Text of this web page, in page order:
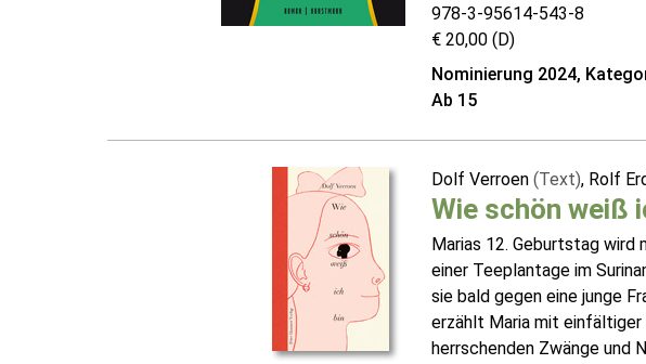
978-3-95614-543-8
€ 20,00 (D)
Nominierung 2024,
Ab 15
Dolf Verroen (Text), Rolf
Wie schön weiß
Marias 12. Geburtstag wird
einer Teeplantage im
sie bald gegen eine junge
erzählt Maria mit einfältiger
herrschenden Zwänge und